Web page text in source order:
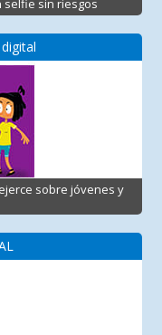
selfie sin riesgos
sobre jóvenes y